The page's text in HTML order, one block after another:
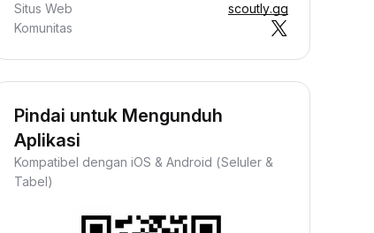
Situs Web
scoutly.gg
Komunitas
Pindai untuk Mengunduh
Aplikasi
Kompatibel dengan iOS & Android (Seluler &
Tabel)